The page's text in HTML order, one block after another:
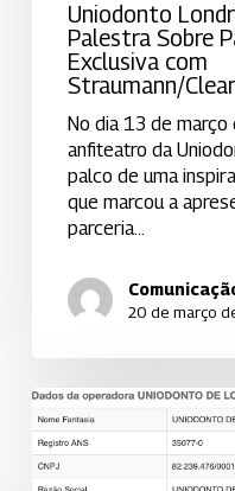
Uniodonto
Palestra Sobre
Exclusiva com
Straumann/
No dia 13 de
anfiteatro da
palco de uma
que marcou a
parceria…
20 de março
Uniodonto
Londrina
se